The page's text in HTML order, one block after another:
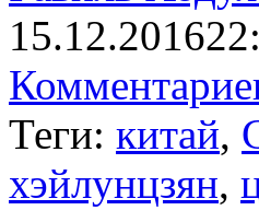
15.12.2016
Теги: китай,
хэйлунцзян,